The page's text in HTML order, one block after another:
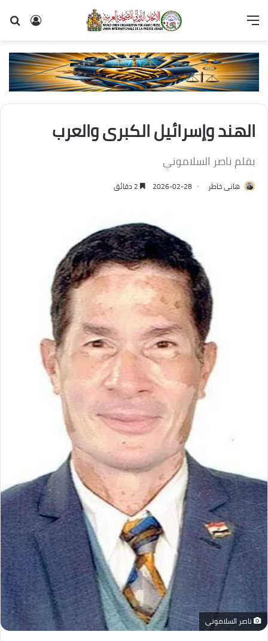
تسجيل
القائمة
الهند وإسرائيل الكبرى والعرب
بقلم ناصر السلاموني
هانى خاطر 2026-02-28
ناصر السلامونى